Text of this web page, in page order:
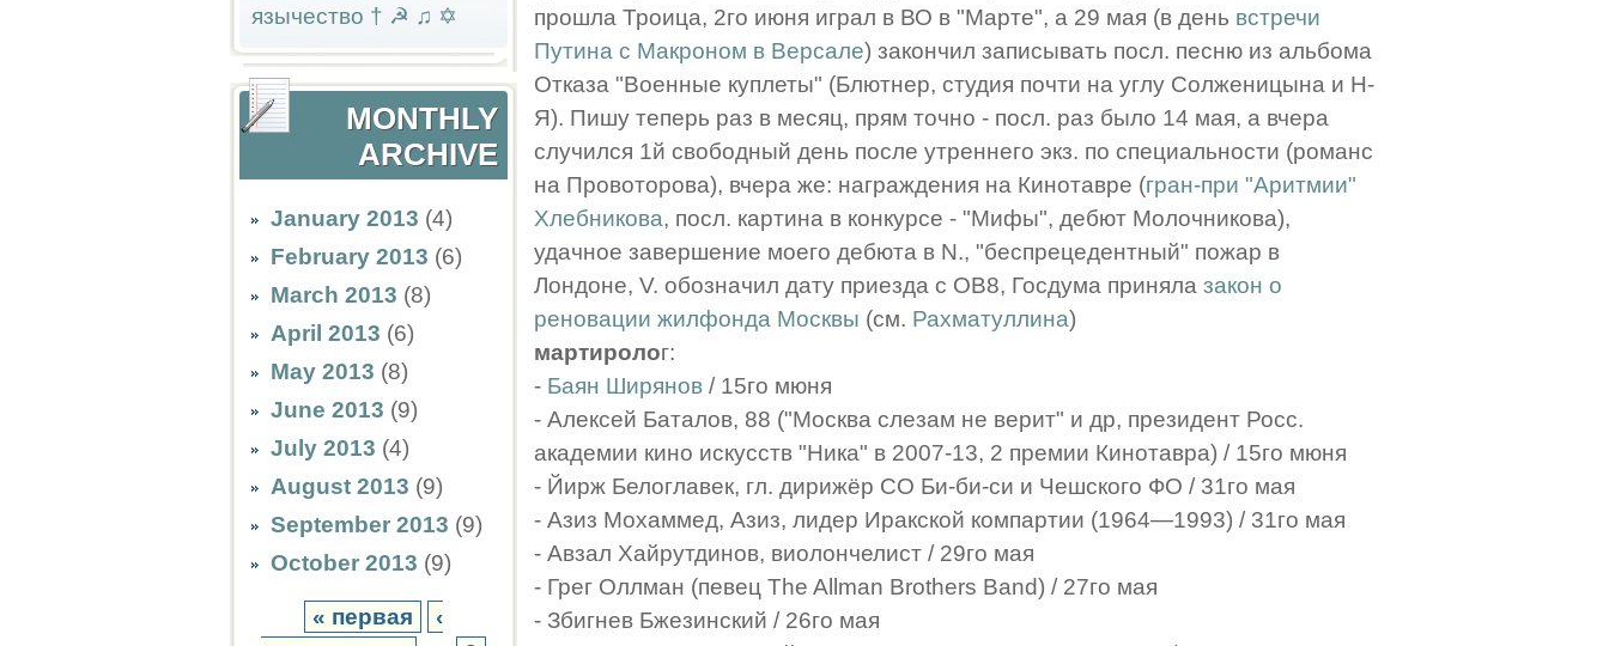
язычество † ☭ ♫ ✡
MONTHLY
ARCHIVE
January 2013 (4)
February 2013 (6)
March 2013 (8)
April 2013 (6)
May 2013 (8)
June 2013 (9)
July 2013 (4)
August 2013 (9)
September 2013 (9)
October 2013 (9)
« первая
‹
прошла Троица, 2го июня играл в ВО в "Марте", а 29 мая (в день встречи
Путина с Макроном в Версале) закончил записывать посл. песню из альбома
Отказа "Военные куплеты" (Блютнер, студия почти на углу Солженицына и Н-
Я). Пишу теперь раз в месяц, прям точно - посл. раз было 14 мая, а вчера
случился 1й свободный день после утреннего экз. по специальности (романс
на Провоторова), вчера же: награждения на Кинотавре (гран-при "Аритмии"
Хлебникова, посл. картина в конкурсе - "Мифы", дебют Молочникова),
удачное завершение моего дебюта в N., "беспрецедентный" пожар в
Лондоне, V. обозначил дату приезда с OB8, Госдума приняла закон о
реновации жилфонда Москвы (см. Рахматуллина)
мартиролог:
- Баян Ширянов / 15го мюня
- Алексей Баталов, 88 ("Москва слезам не верит" и др, президент Росс.
академии кино искусств "Ника" в 2007-13, 2 премии Кинотавра) / 15го мюня
- Йирж Белоглавек, гл. дирижёр CO Би-би-си и Чешского ФО / 31го мая
- Азиз Мохаммед, Азиз, лидер Иракской компартии (1964—1993) / 31го мая
- Авзал Хайрутдинов, виолончелист / 29го мая
- Грег Оллман (певец The Allman Brothers Band) / 27го мая
- Збигнев Бжезинский / 26го мая